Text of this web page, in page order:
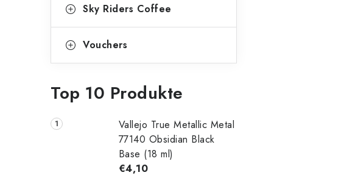
Sky Riders Coffee
Vouchers
Top 10 Produkte
Vallejo True Metallic Metal
77140 Obsidian Black
Base (18 ml)
€4,10